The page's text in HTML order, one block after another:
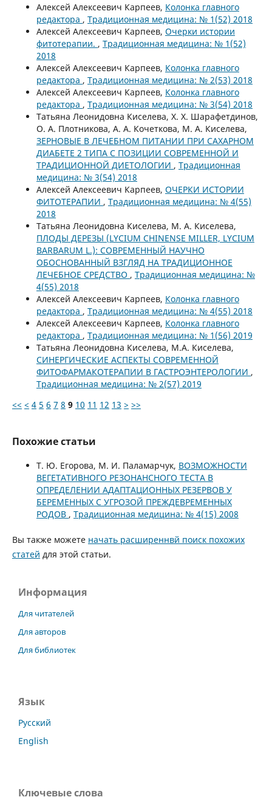
Алексей Алексеевич Карпеев, Колонка главного
редактора , Традиционная медицина: № 1(52) 2018
Алексей Алексеевич Карпеев, Очерки истории
фитотерапии. , Традиционная медицина: № 1(52)
2018
Алексей Алексеевич Карпеев, Колонка главного
редактора , Традиционная медицина: № 2(53) 2018
Алексей Алексеевич Карпеев, Колонка главного
редактора , Традиционная медицина: № 3(54) 2018
Татьяна Леонидовна Киселева, Х. Х. Шарафетдинов,
О. А. Плотникова, А. А. Кочеткова, М. А. Киселева,
ЗЕРНОВЫЕ В ЛЕЧЕБНОМ ПИТАНИИ ПРИ САХАРНОМ
ДИАБЕТЕ 2 ТИПА С ПОЗИЦИИ СОВРЕМЕННОЙ И
ТРАДИЦИОННОЙ ДИЕТОЛОГИИ , Традиционная
медицина: № 3(54) 2018
Алексей Алексеевич Карпеев, ОЧЕРКИ ИСТОРИИ
ФИТОТЕРАПИИ , Традиционная медицина: № 4(55)
2018
Татьяна Леонидовна Киселева, М. А. Киселева,
ПЛОДЫ ДЕРЕЗЫ (LYCIUM CHINENSE MILLER, LYCIUM
BARBARUM L.): СОВРЕМЕННЫЙ НАУЧНО
ОБОСНОВАННЫЙ ВЗГЛЯД НА ТРАДИЦИОННОЕ
ЛЕЧЕБНОЕ СРЕДСТВО , Традиционная медицина: №
4(55) 2018
Алексей Алексеевич Карпеев, Колонка главного
редактора , Традиционная медицина: № 4(55) 2018
Алексей Алексеевич Карпеев, Колонка главного
редактора , Традиционная медицина: № 1(56) 2019
Татьяна Леонидовна Киселева, М.А. Киселева,
СИНЕРГИЧЕСКИЕ АСПЕКТЫ СОВРЕМЕННОЙ
ФИТОФАРМАКОТЕРАПИИ В ГАСТРОЭНТЕРОЛОГИИ ,
Традиционная медицина: № 2(57) 2019
<< < 4 5 6 7 8 9 10 11 12 13 > >>
Похожие статьи
Т. Ю. Егорова, М. И. Паламарчук, ВОЗМОЖНОСТИ
ВЕГЕТАТИВНОГО РЕЗОНАНСНОГО ТЕСТА В
ОПРЕДЕЛЕНИИ АДАПТАЦИОННЫХ РЕЗЕРВОВ У
БЕРЕМЕННЫХ С УГРОЗОЙ ПРЕЖДЕВРЕМЕННЫХ
РОДОВ , Традиционная медицина: № 4(15) 2008
Вы также можете начать расширеннвй поиск похожих
статей для этой статьи.
Информация
Для читателей
Для авторов
Для библиотек
Язык
Русский
English
Ключевые слова